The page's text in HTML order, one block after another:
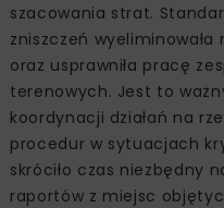
szacowania strat.
zniszczeń
oraz usprawniła pracę
terenowych. Jest to
koordynacji działań na
procedur w sytuacjach
skróciło czas niezbędny
raportów z miejsc